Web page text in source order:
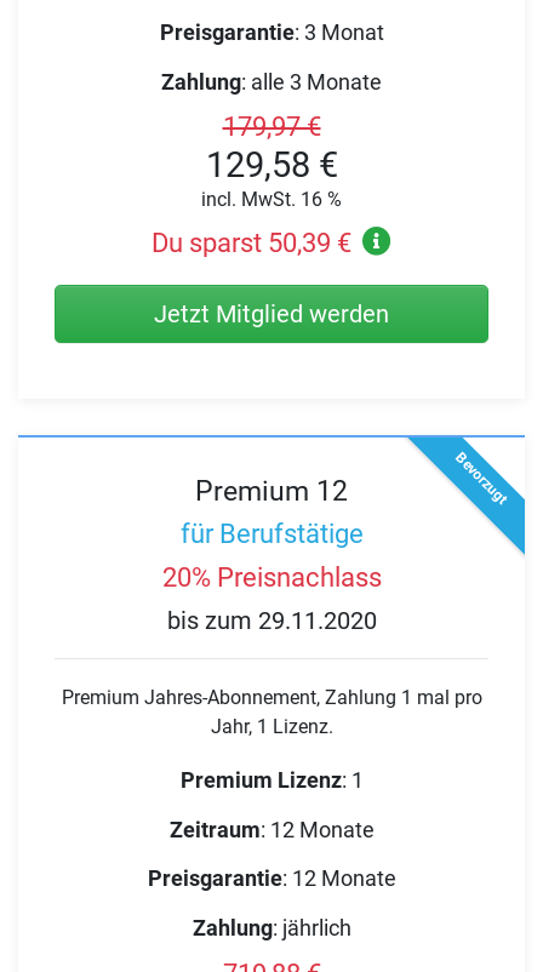
Preisgarantie: 3 Monat
Zahlung: alle 3 Monate
179,97 €
129,58 €
incl. MwSt. 16 %
Du sparst 50,39 €
Jetzt Mitglied werden
Bevorzugt
Premium 12
für Berufstätige
20% Preisnachlass
bis zum 29.11.2020
Premium Jahres-Abonnement, Zahlung 1 mal pro
Jahr, 1 Lizenz.
Premium Lizenz: 1
Zeitraum: 12 Monate
Preisgarantie: 12 Monate
Zahlung: jährlich